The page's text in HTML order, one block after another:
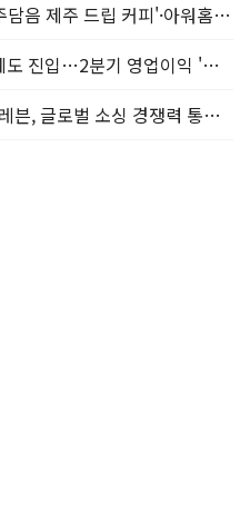
[오늘의 언박싱] 오뚜기 '제주담음 제주 드립 커피'·아워홈 ‘갓석박지’ 外
LG유플러스, AIDC 성장 본궤도 진입…2분기 영업이익 '역대 최대'
해외 먹거리 ‘불티’…세븐일레븐, 글로벌 소싱 경쟁력 통했다